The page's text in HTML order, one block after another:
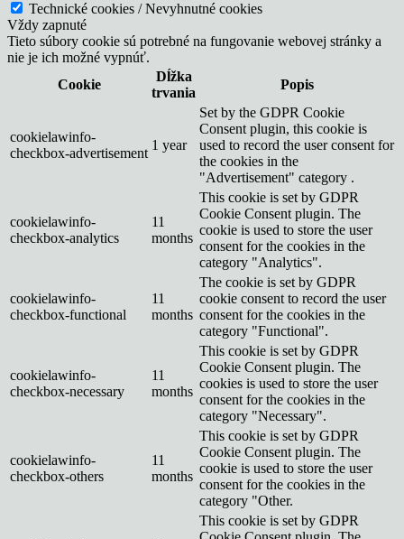
Technické cookies / Nevyhnutné cookies
Vždy zapnuté
Tieto súbory cookie sú potrebné na fungovanie webovej stránky a
nie je ich možné vypnúť.
Cookie
Dĺžka
trvania
Popis
cookielawinfo-
checkbox-advertisement
1 year
Set by the GDPR Cookie
Consent plugin, this cookie is
used to record the user consent for
the cookies in the
"Advertisement" category .
cookielawinfo-
checkbox-analytics
11
months
This cookie is set by GDPR
Cookie Consent plugin. The
cookie is used to store the user
consent for the cookies in the
category "Analytics".
cookielawinfo-
checkbox-functional
11
months
The cookie is set by GDPR
cookie consent to record the user
consent for the cookies in the
category "Functional".
cookielawinfo-
checkbox-necessary
11
months
This cookie is set by GDPR
Cookie Consent plugin. The
cookies is used to store the user
consent for the cookies in the
category "Necessary".
cookielawinfo-
checkbox-others
11
months
This cookie is set by GDPR
Cookie Consent plugin. The
cookie is used to store the user
consent for the cookies in the
category "Other.
This cookie is set by GDPR